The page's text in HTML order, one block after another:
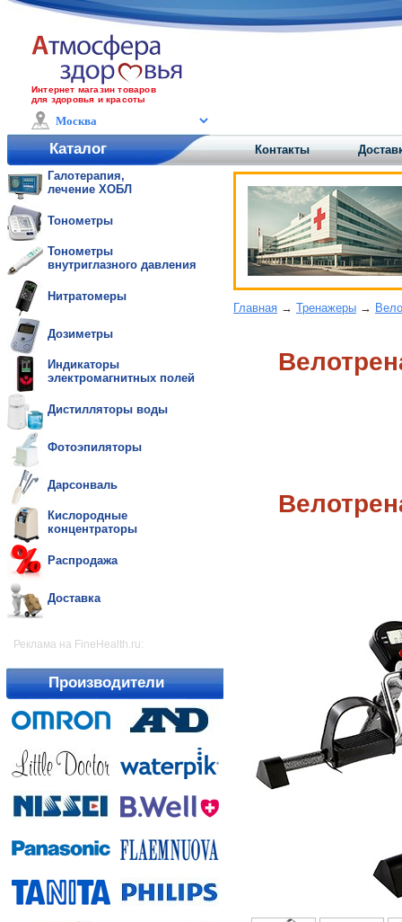
Интернет магазин товаров
для здоровья и красоты
Каталог Контакты
Галотерапия,
лечение ХОБЛ
Тонометры
Тонометры
внутриглазного давления
Нитратомеры
Дозиметры
Индикаторы
электромагнитных полей
Дистилляторы воды
Фотоэпиляторы
Дарсонваль
Кислородные
концентраторы
Распродажа
Доставка
Реклама на FineHealth.ru:
Производители
Главная → Тренажеры →